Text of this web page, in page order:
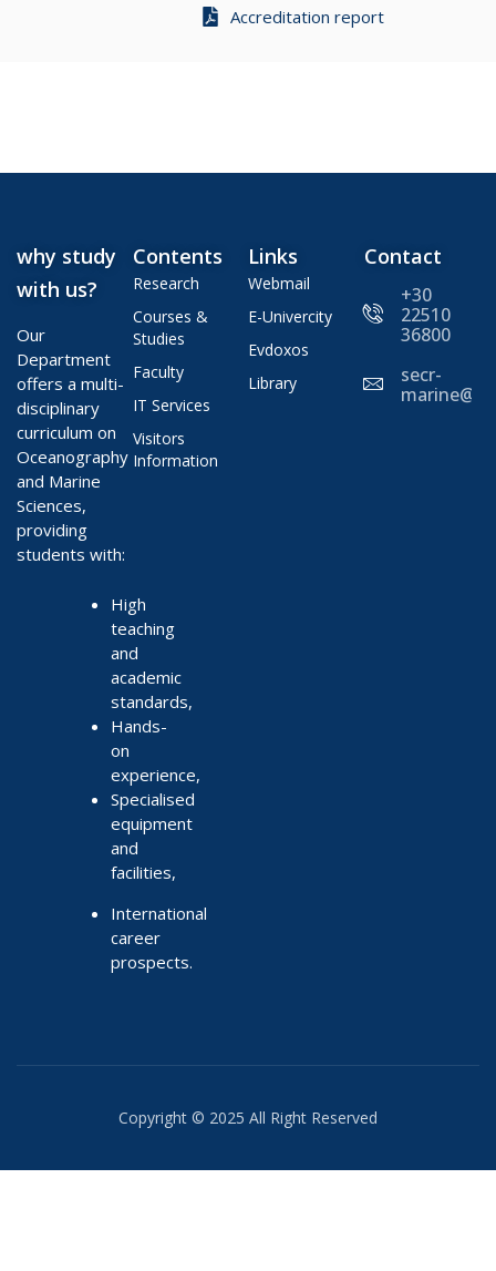
Accreditation report
why study
with us?
Our
Department
offers a multi-
disciplinary
curriculum on
Oceanography
and Marine
Sciences,
providing
students with:
High
teaching
and
academic
standards,
Hands-
on
experience,
Specialised
equipment
and
facilities,
International
career
prospects.
Contents
Research
Courses &
Studies
Faculty
IT Services
Visitors
Information
Links
Webmail
E-Univercity
Evdoxos
Library
Contact
+30
22510
36800
secr-
Copyright © 2025 All Right Reserved